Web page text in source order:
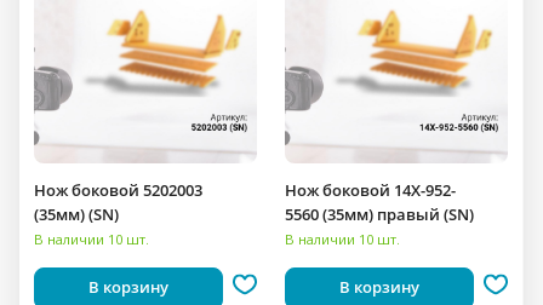
Нож боковой 5202003
(35мм) (SN)
В наличии 10 шт.
В корзину
Нож боковой 14X-952-
5560 (35мм) правый (SN)
В наличии 10 шт.
В корзину